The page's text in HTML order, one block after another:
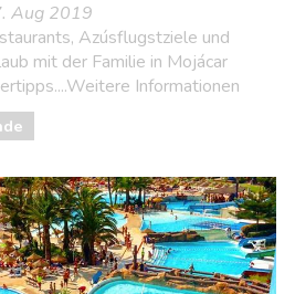
Aug 2019
Azúsflugstziele und
mit der Familie in Mojácar
Informationen